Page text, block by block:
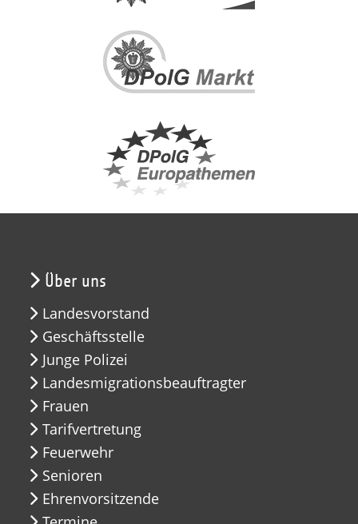
Über uns
Landesvorstand
Geschäftsstelle
Junge Polizei
Landesmigrationsbeauftragter
Frauen
Tarifvertretung
Feuerwehr
Senioren
Ehrenvorsitzende